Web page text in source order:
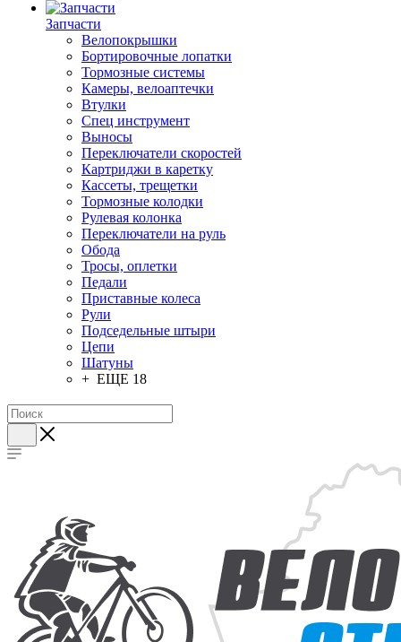
Запчасти
Велопокрышки
Бортировочные лопатки
Тормозные системы
Камеры, велоаптечки
Втулки
Спец инструмент
Выносы
Переключатели скоростей
Картриджи в каретку
Кассеты, трещетки
Тормозные колодки
Рулевая колонка
Переключатели на руль
Обода
Тросы, оплетки
Педали
Приставные колеса
Рули
Подседельные штыри
Цепи
Шатуны
+ ЕЩЕ 18